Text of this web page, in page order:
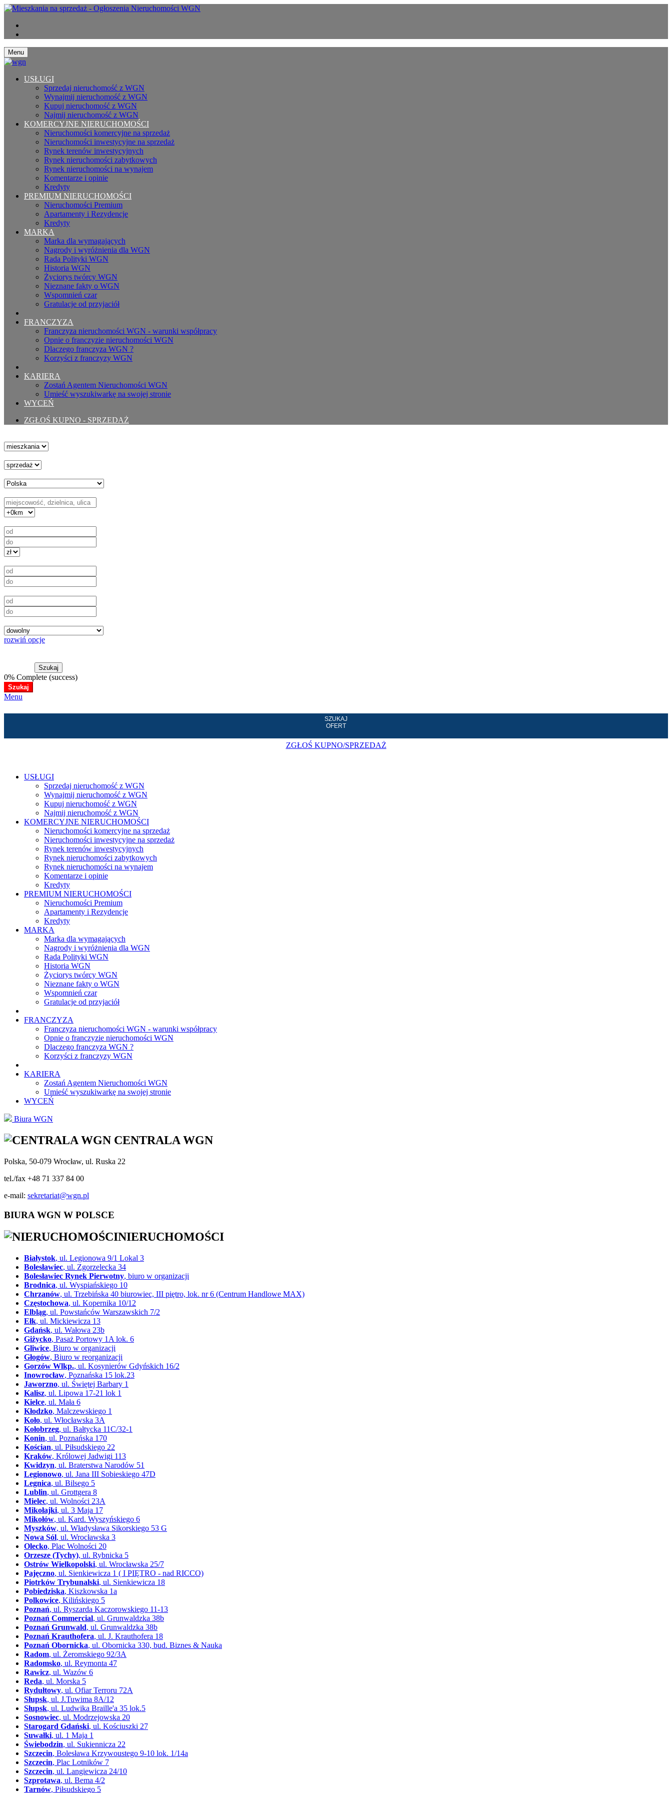
Menu
USŁUGI
Sprzedaj nieruchomość z WGN
Wynajmij nieruchomość z WGN
Kupuj nieruchomość z WGN
Najmij nieruchomość z WGN
KOMERCYJNE NIERUCHOMOŚCI
Nieruchomości komercyjne na sprzedaż
Nieruchomości inwestycyjne na sprzedaż
Rynek terenów inwestycyjnych
Rynek nieruchomości zabytkowych
Rynek nieruchomości na wynajem
Komentarze i opinie
Kredyty
PREMIUM NIERUCHOMOŚCI
Nieruchomości Premium
Apartamenty i Rezydencje
Kredyty
MARKA
Marka dla wymagających
Nagrody i wyróżnienia dla WGN
Rada Polityki WGN
Historia WGN
Życiorys twórcy WGN
Nieznane fakty o WGN
Wspomnień czar
Gratulacje od przyjaciół
FRANCZYZA
Franczyza nieruchomości WGN - warunki współpracy
Opnie o franczyzie nieruchomości WGN
Dlaczego franczyza WGN ?
Korzyści z franczyzy WGN
KARIERA
Zostań Agentem Nieruchomości WGN
Umieść wyszukiwarkę na swojej stronie
WYCEŃ
ZGŁOŚ KUPNO - SPRZEDAŻ
rozwiń opcje
Szukaj
0% Complete (success)
Szukaj
Menu
SZUKAJ
OFERT
ZGŁOŚ KUPNO/SPRZEDAŻ
USŁUGI
Sprzedaj nieruchomość z WGN
Wynajmij nieruchomość z WGN
Kupuj nieruchomość z WGN
Najmij nieruchomość z WGN
KOMERCYJNE NIERUCHOMOŚCI
Nieruchomości komercyjne na sprzedaż
Nieruchomości inwestycyjne na sprzedaż
Rynek terenów inwestycyjnych
Rynek nieruchomości zabytkowych
Rynek nieruchomości na wynajem
Komentarze i opinie
Kredyty
PREMIUM NIERUCHOMOŚCI
Nieruchomości Premium
Apartamenty i Rezydencje
Kredyty
MARKA
Marka dla wymagających
Nagrody i wyróżnienia dla WGN
Rada Polityki WGN
Historia WGN
Życiorys twórcy WGN
Nieznane fakty o WGN
Wspomnień czar
Gratulacje od przyjaciół
FRANCZYZA
Franczyza nieruchomości WGN - warunki współpracy
Opnie o franczyzie nieruchomości WGN
Dlaczego franczyza WGN ?
Korzyści z franczyzy WGN
KARIERA
Zostań Agentem Nieruchomości WGN
Umieść wyszukiwarkę na swojej stronie
WYCEŃ
Biura WGN
CENTRALA WGN
Polska, 50-079 Wrocław, ul. Ruska 22
tel./fax +48 71 337 84 00
e-mail: sekretariat@wgn.pl
BIURA WGN W POLSCE
NIERUCHOMOŚCI
Białystok, ul. Legionowa 9/1 Lokal 3
Bolesławiec, ul. Zgorzelecka 34
Bolesławiec Rynek Pierwotny, biuro w organizacji
Brodnica, ul. Wyspiańskiego 10
Chrzanów, ul. Trzebińska 40 biurowiec, III piętro, lok. nr 6 (Centrum Handlowe MAX)
Częstochowa, ul. Kopernika 10/12
Elbląg, ul. Powstańców Warszawskich 7/2
Ełk, ul. Mickiewicza 13
Gdańsk, ul. Wałowa 23b
Giżycko, Pasaż Portowy 1A lok. 6
Gliwice, Biuro w organizacji
Głogów, Biuro w reorganizacji
Gorzów Wlkp., ul. Kosynierów Gdyńskich 16/2
Inowrocław, Poznańska 15 lok.23
Jaworzno, ul. Świętej Barbary 1
Kalisz, ul. Lipowa 17-21 lok 1
Kielce, ul. Mała 6
Kłodzko, Malczewskiego 1
Koło, ul. Włocławska 3A
Kołobrzeg, ul. Bałtycka 11C/32-1
Konin, ul. Poznańska 170
Kościan, ul. Piłsudskiego 22
Kraków, Królowej Jadwigi 113
Kwidzyn, ul. Braterstwa Narodów 51
Legionowo, ul. Jana III Sobieskiego 47D
Legnica, ul. Bilsego 5
Lublin, ul. Grottgera 8
Mielec, ul. Wolności 23A
Mikołajki, ul. 3 Maja 17
Mikołów, ul. Kard. Wyszyńskiego 6
Myszków, ul. Władysława Sikorskiego 53 G
Nowa Sól, ul. Wrocławska 3
Olecko, Plac Wolności 20
Orzesze (Tychy), ul. Rybnicka 5
Ostrów Wielkopolski, ul. Wrocławska 25/7
Pajęczno, ul. Sienkiewicza 1 ( I PIĘTRO - nad RICCO)
Piotrków Trybunalski, ul. Sienkiewicza 18
Pobiedziska, Kiszkowska 1a
Polkowice, Kilińskiego 5
Poznań, ul. Ryszarda Kaczorowskiego 11-13
Poznań Commercial, ul. Grunwaldzka 38b
Poznań Grunwald, ul. Grunwaldzka 38b
Poznań Krauthofera, ul. J. Krauthofera 18
Poznań Obornicka, ul. Obornicka 330, bud. Biznes & Nauka
Radom, ul. Żeromskiego 92/3A
Radomsko, ul. Reymonta 47
Rawicz, ul. Wazów 6
Reda, ul. Morska 5
Rydułtowy, ul. Ofiar Terroru 72A
Słupsk, ul. J.Tuwima 8A/12
Słupsk, ul. Ludwika Braille'a 35 lok.5
Sosnowiec, ul. Modrzejowska 20
Starogard Gdański, ul. Kościuszki 27
Suwałki, ul. 1 Maja 1
Świebodzin, ul. Sukiennicza 22
Szczecin, Bolesława Krzywoustego 9-10 lok. 1/14a
Szczecin, Plac Lotników 7
Szczecin, ul. Langiewicza 24/10
Szprotawa, ul. Bema 4/2
Tarnów, Piłsudskiego 5